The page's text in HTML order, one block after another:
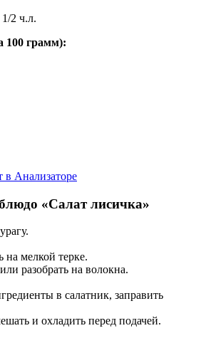
2 ч.л.
100 грамм):
в Анализаторе
«Салат лисичка»
на мелкой терке.
разобрать на волокна.
в салатник, заправить
и охладить перед подачей.